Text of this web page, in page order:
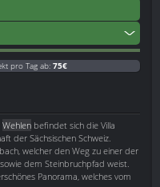
pro Tag ab: 75€
Wehlen befindet sich die Villa
der Sächsischen Schweiz.
welcher den Weg zu einer der
dem Steinbruchpfad weist.
Panorama, welches vom